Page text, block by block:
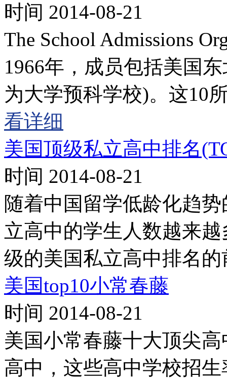
时间 2014-08-21
The School Admissions
1966年，成员包括美国
为大学预科学校)。这10
看详细
美国顶级私立高中排名
时间 2014-08-21
随着中国留学低龄化趋
立高中的学生人数越来
级的美国私立高中排名
美国top10小常春藤
时间 2014-08-21
美国小常春藤十大顶尖
高中，这些高中学校招